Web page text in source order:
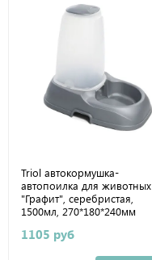
Triol автокормушка-
автопоилка для животных
"Графит", серебристая,
1500мл, 270*180*240мм
1105 руб